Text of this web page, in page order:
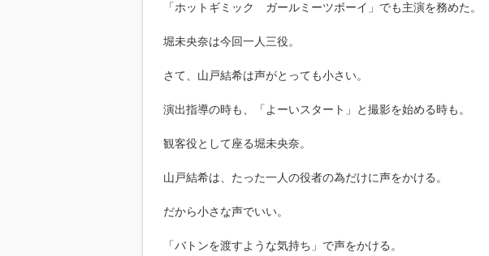
「ホットギミック ガールミーツボーイ」でも主演を務めた。
堀未央奈は今回一人三役。
さて、山戸結希は声がとっても小さい。
演出指導の時も、「よーいスタート」と撮影を始める時も。
観客役として座る堀未央奈。
山戸結希は、たった一人の役者の為だけに声をかける。
だから小さな声でいい。
「バトンを渡すような気持ち」で声をかける。